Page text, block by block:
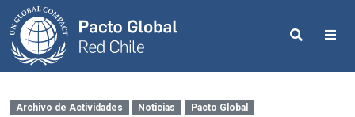
Search
Archivo de Actividades Noticias Pacto Global